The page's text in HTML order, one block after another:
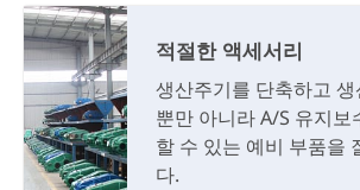
적절한 액세서리
생산주기를 단축하고
뿐만 아니라 A/S 유지보
할 수 있는 예비 부품을
다.